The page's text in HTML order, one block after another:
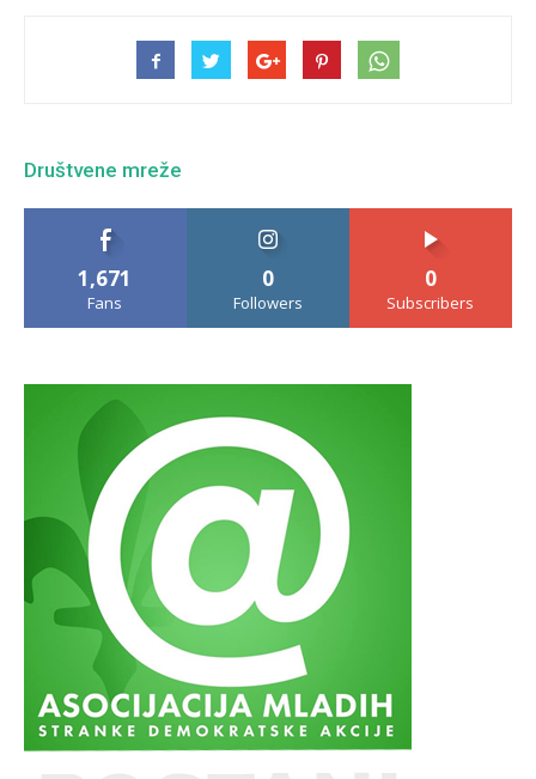
Društvene mreže
1,671
Fans
0
Followers
0
Subscribers